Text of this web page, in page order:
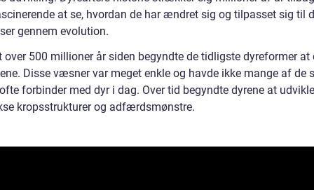
at se, hvordan de har ændret sig og tilpasset sig til
gennem evolution.
over 500 millioner år siden begyndte de tidligste dyreformer at
Disse væsner var meget enkle og havde ikke mange af de
forbinder med dyr i dag. Over tid begyndte dyrene at
kropsstrukturer og adfærdsmønstre.